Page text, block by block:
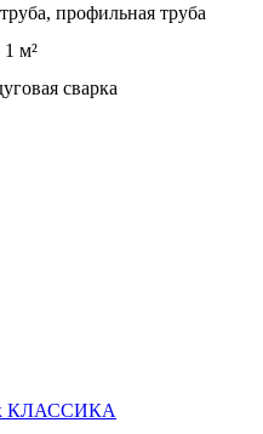
профильная труба
1 м²
сварка
КЛАССИКА